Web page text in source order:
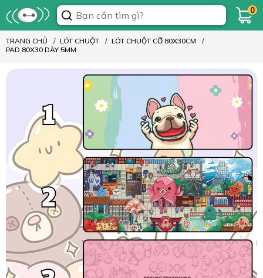
0
TRANG CHỦ LÓT CHUỘT
LÓT CHUỘT CỠ 80X30CM
PAD 80X30 DÀY 5MM